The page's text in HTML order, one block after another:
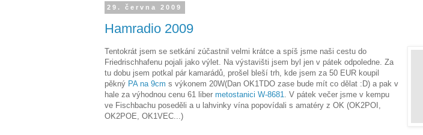
29. června 2009
Hamradio 2009
Tentokrát jsem se setkání zúčastnil velmi krátce a spíš jsme naši cestu do
Friedrischhafenu pojali jako výlet. Na výstavišti jsem byl jen v pátek odpoledne. Za
tu dobu jsem potkal pár kamarádů, prošel bleší trh, kde jsem za 50 EUR koupil
pěkný PA na 9cm s výkonem 20W(Dan OK1TDO zase bude mít co dělat :D) a pak v
hale za výhodnou cenu 61 liber metostanici W-8681. V pátek večer jsme v kempu
ve Fischbachu poseděli a u lahvinky vína popovídali s amatéry z OK (OK2POI,
OK2POE, OK1VEC...)